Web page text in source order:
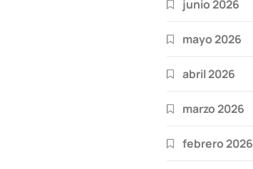
junio 2026
mayo 2026
abril 2026
marzo 2026
febrero 2026